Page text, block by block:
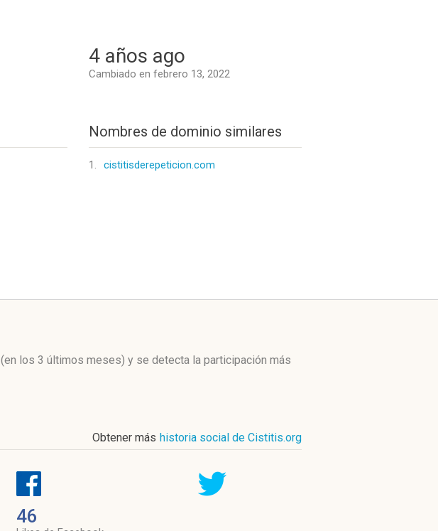
4 años ago
Cambiado en febrero 13, 2022
Nombres de dominio similares
1. cistitisderepeticion.com
(en los 3 últimos meses) y se detecta la participación más
Obtener más historia social de Cistitis.org
46